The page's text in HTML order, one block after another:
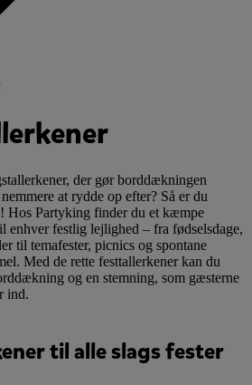
der gør borddækningen
at rydde op efter? Så er du
Hos Partyking finder du et kæmpe
enhver festlig lejlighed – fra fødselsdage,
til temafester, picnics og spontane
Med de rette festtallerkener kan du
og en stemning, som gæsterne
ind.
til alle slags fester